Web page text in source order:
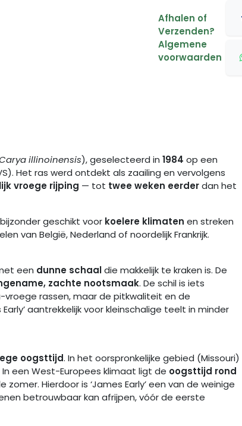
Afhalen of
Verzenden?
Algemene
voorwaarden
illinoinensis), geselecteerd in 1984 op een
Het ras werd ontdekt als zaailing en vervolgens
vroege rijping — tot twee weken eerderdan het
geschikt voor koelere klimaten en streken
van België, Nederland of noordelijk Frankrijk.
een dunne schaaldie makkelijk te kraken is. De
zachte nootsmaak. De schil is iets
rassen, maar de pitkwaliteit en de
aantrekkelijk voor kleinschalige teelt in minder
oogsttijd. In het oorspronkelijke gebied (Missouri)
In een West-Europees klimaat ligt de oogsttijd rond
zomer. Hierdoor is ‘James Early’ een van de weinige
betrouwbaar kan afrijpen, vóór de eerste